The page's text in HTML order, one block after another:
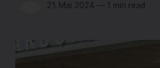
21. Mai 2024 —1 min read